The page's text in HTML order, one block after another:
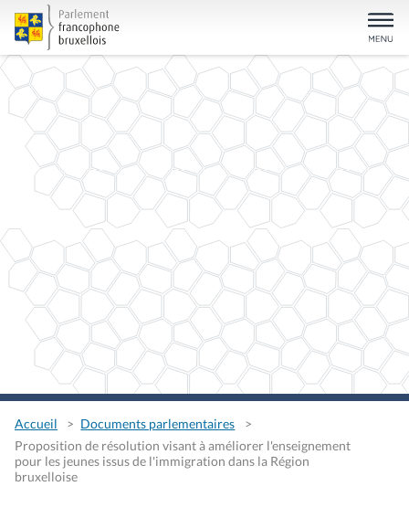
Accueil
Documents parlementaires
Proposition de résolution visant à améliorer l'enseignement
pour les jeunes issus de l'immigration dans la Région
bruxelloise